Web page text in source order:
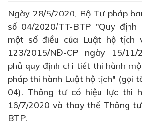
Ngày 28/5/2020, Bộ Tư pháp
số 04/2020/TT-BTP "Quy
một số điều của Luật hộ tịch
123/2015/NĐ-CP ngày 15/11/
phủ quy định chi tiết thi hành
pháp thi hành Luật hộ tịch" (gọi
04). Thông tư có hiệu lực thi
16/7/2020 và thay thế Thông
BTP.